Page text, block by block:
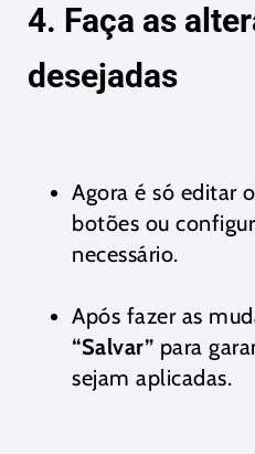
4. Faça as
desejadas
Agora é só editar
botões ou
necessário.
Após fazer as
“Salvar” para
sejam aplicadas.